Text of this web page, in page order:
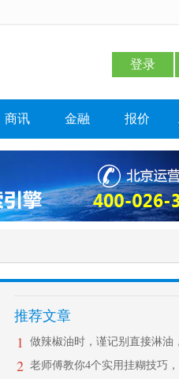
登录
商讯 金融 报价
推荐文章
1
2